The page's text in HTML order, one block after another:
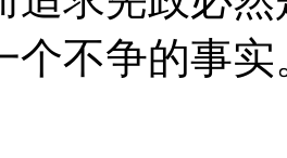
个不争的事实